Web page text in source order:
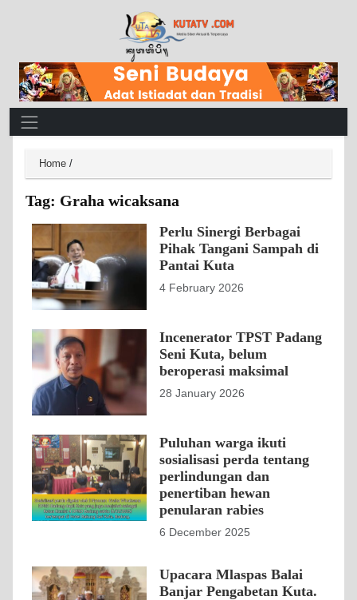
Main Navigation
Home /
Tag: Graha wicaksana
Perlu Sinergi Berbagai
Pihak Tangani Sampah di
Pantai Kuta
4 February 2026
Incenerator TPST Padang
Seni Kuta, belum
beroperasi maksimal
28 January 2026
Puluhan warga ikuti
sosialisasi perda tentang
perlindungan dan
penertiban hewan
penularan rabies
6 December 2025
Upacara Mlaspas Balai
Banjar Pengabetan Kuta.